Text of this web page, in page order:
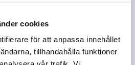
cookies
för att anpassa innehållet
tillhandahålla funktioner
A=38, H=18, FORM:K MED
SVARTGRÅ RAL7021,